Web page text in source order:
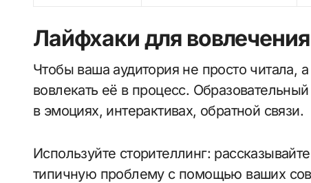
Лайфхаки для
Чтобы ваша аудитория не просто
вовлекать её в процесс.
в эмоциях, интерактивах, обратной связи.
Используйте сторителлинг:
типичную проблему с помощью ваших